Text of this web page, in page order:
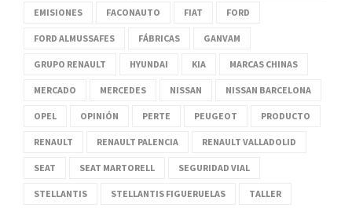
EMISIONES FACONAUTO FIAT FORD
FORD ALMUSSAFES FÁBRICAS GANVAM
GRUPO RENAULT HYUNDAI KIA MARCAS CHINAS
MERCADO MERCEDES NISSAN NISSAN BARCELONA
OPEL OPINIÓN PERTE PEUGEOT PRODUCTO
RENAULT RENAULT PALENCIA RENAULT VALLADOLID
SEAT SEAT MARTORELL SEGURIDAD VIAL
STELLANTIS STELLANTIS FIGUERUELAS TALLER